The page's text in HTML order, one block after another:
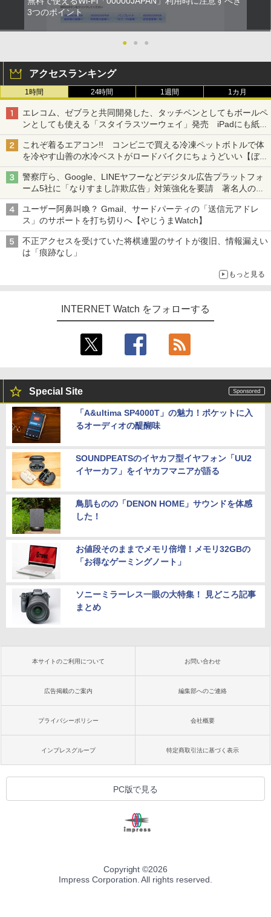
3つのポイント
● ● ●
アクセスランキング
1時間 24時間 1週間 1カ月
エレコム、ゼブラと共同開発した、タッチペンとしてもボールペ
ンとしても使える「スタイラスツーウェイ」発売 iPadにも紙に
も、持ち替えずに書き込める
これぞ着るエアコン!! コンビニで買える冷凍ペットボトルで体
を冷やす山善の水冷ベストがロードバイクにちょうどいい【ぼっ
ち・ざ・ろーど！その14】【空いた時間でなにしてる？】
警察庁ら、Google、LINEヤフーなどデジタル広告プラットフォ
ーム5社に「なりすまし詐欺広告」対策強化を要請 著名人の写
真や映像を使った投資詐欺などへの対策として
ユーザー阿鼻叫喚？ Gmail、サードパーティの「送信元アドレ
ス」のサポートを打ち切りへ【やじうまWatch】
不正アクセスを受けていた将棋連盟のサイトが復旧、情報漏えい
は「痕跡なし」
もっと見る
INTERNET Watch をフォローする
Special Site
「A&ultima SP4000T」の魅力！ポケットに入
るオーディオの醍醐味
SOUNDPEATSのイヤカフ型イヤフォン「UU2
イヤーカフ」をイヤカフマニアが語る
鳥肌ものの「DENON HOME」サウンドを体感
した！
お値段そのままでメモリ倍増！メモリ32GBの
「お得なゲーミングノート」
ソニーミラーレス一眼の大特集！ 見どころ記事
まとめ
本サイトのご利用について お問い合わせ
広告掲載のご案内 編集部へのご連絡
プライバシーポリシー 会社概要
インプレスグループ 特定商取引法に基づく表示
PC版で見る
Copyright ©2026
Impress Corporation. All rights reserved.